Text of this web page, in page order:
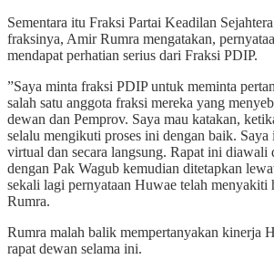
Sementara itu Fraksi Partai Keadilan
fraksinya, Amir Rumra mengatakan,
mendapat perhatian serius dari Fraksi PDIP.
”Saya minta fraksi PDIP untuk meminta
salah satu anggota fraksi mereka yang
dewan dan Pemprov. Saya mau katakan,
selalu mengikuti proses ini dengan baik. Saya
virtual dan secara langsung. Rapat ini diawali
dengan Pak Wagub kemudian ditetapkan
sekali lagi pernyataan Huwae telah menyakiti
Rumra.
Rumra malah balik mempertanyakan kinerja
rapat dewan selama ini.